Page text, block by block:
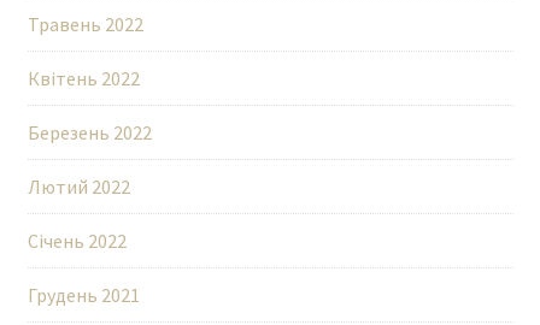
Травень 2022
Квітень 2022
Березень 2022
Лютий 2022
Січень 2022
Грудень 2021